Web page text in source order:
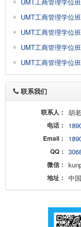
UMT工商管理学位
UMT工商管理学位
UMT工商管理学位
UMT工商管理学位
联系我们
联系人： 胡
电话：
Email：
QQ：
微信：
地址： 中